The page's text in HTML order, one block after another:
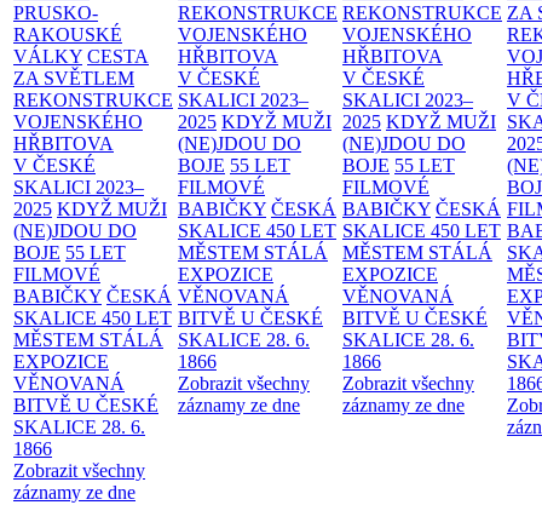
PRUSKO-
RAKOUSKÉ
VÁLKY CESTA
ZA SVĚTLEM
REKONSTRUKCE
VOJENSKÉHO
HŘBITOVA
V ČESKÉ
SKALICI 2023–
2025 KDYŽ MUŽI
(NE)JDOU DO
BOJE 55 LET
FILMOVÉ
BABIČKY ČESKÁ
SKALICE 450 LET
MĚSTEM STÁLÁ
EXPOZICE
VĚNOVANÁ
BITVĚ U ČESKÉ
SKALICE 28. 6.
1866
Zobrazit všechny
záznamy ze dne
REKONSTRUKCE
VOJENSKÉHO
HŘBITOVA
V ČESKÉ
SKALICI 2023–
2025 KDYŽ MUŽI
(NE)JDOU DO
BOJE 55 LET
FILMOVÉ
BABIČKY ČESKÁ
SKALICE 450 LET
MĚSTEM STÁLÁ
EXPOZICE
VĚNOVANÁ
BITVĚ U ČESKÉ
SKALICE 28. 6.
1866
Zobrazit všechny
záznamy ze dne
REKONSTRUKCE
VOJENSKÉHO
HŘBITOVA
V ČESKÉ
SKALICI 2023–
2025 KDYŽ MUŽI
(NE)JDOU DO
BOJE 55 LET
FILMOVÉ
BABIČKY ČESKÁ
SKALICE 450 LET
MĚSTEM STÁLÁ
EXPOZICE
VĚNOVANÁ
BITVĚ U ČESKÉ
SKALICE 28. 6.
1866
Zobrazit všechny
záznamy ze dne
ZA
V